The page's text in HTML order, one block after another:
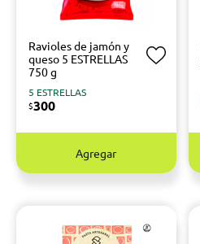
Ravioles de jamón y
queso 5 ESTRELLAS
750 g
5 ESTRELLAS
$300
Agregar